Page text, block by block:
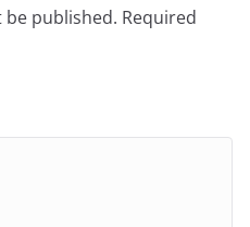
published. Required